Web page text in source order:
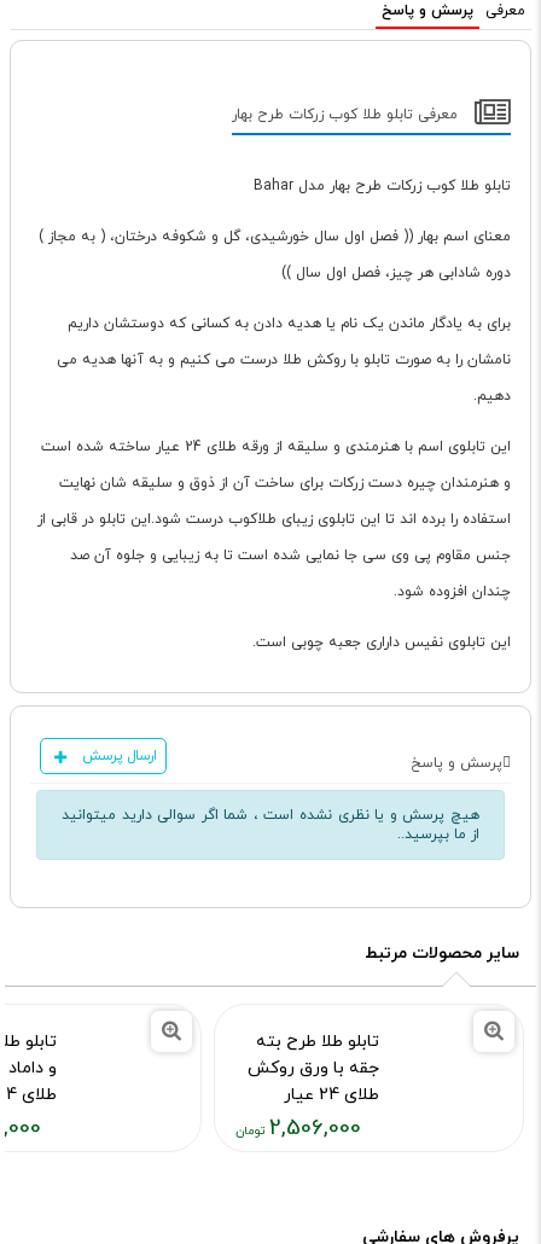
معرفی پرسش و پاسخ
معرفی تابلو طلا کوب زرکات طرح بهار
تابلو طلا کوب زرکات طرح بهار مدل Bahar
معنای اسم بهار (( فصل اول سال خورشیدی، گل و شکوفه درختان، ( به مجاز )
دوره شادابی هر چیز، فصل اول سال ))
برای به یادگار ماندن یک نام یا هدیه دادن به کسانی که دوستشان داریم
نامشان را به صورت تابلو با روکش طلا درست می کنیم و به آنها هدیه می
دهیم.
این تابلوی اسم با هنرمندی و سلیقه از ورقه طلای 24 عیار ساخته شده است
و هنرمندان چیره دست زرکات برای ساخت آن از ذوق و سلیقه شان نهایت
استفاده را برده اند تا این تابلوی زیبای طلاکوب درست شود.این تابلو در قابی از
جنس مقاوم پی وی سی جا نمایی شده است تا به زیبایی و جلوه آن صد
چندان افزوده شود.
این تابلوی نفیس داراری جعبه چوبی است.
پرسش و پاسخ ارسال پرسش
هیچ پرسش و یا نظری نشده است ، شما اگر سوالی دارید میتوانید
از ما بپرسید..
سایر محصولات مرتبط
تابلو طلا طرح بته
جقه با ورق روکش
طلای 24 عیار
کد محصول :7021
2,506,000
تابلو
و
طلای 24 عیار
کد محصول
تومانپرفروش های سفارشی